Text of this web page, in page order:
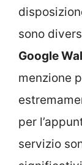
sono
Google
menzione
per
servizio